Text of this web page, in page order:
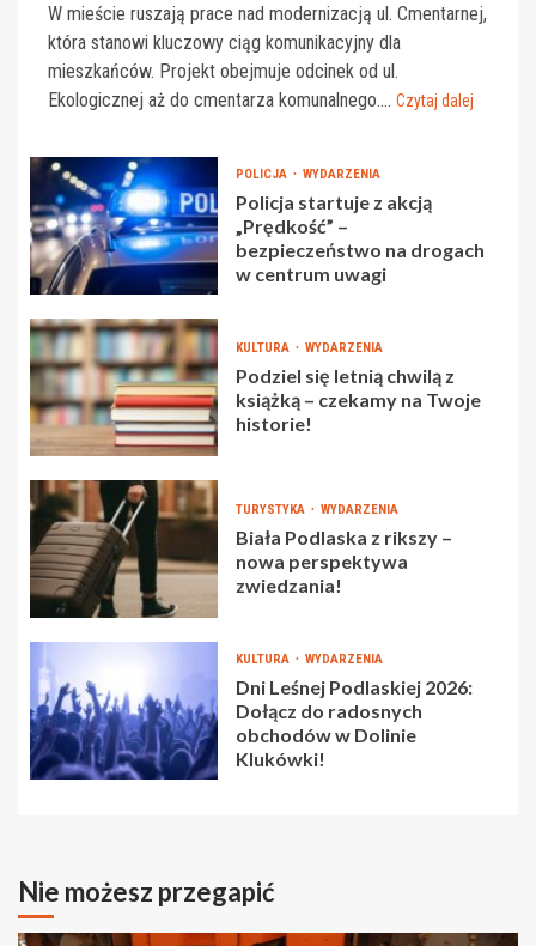
W mieście ruszają prace nad modernizacją ul. Cmentarnej,
która stanowi kluczowy ciąg komunikacyjny dla
mieszkańców. Projekt obejmuje odcinek od ul.
Ekologicznej aż do cmentarza komunalnego.... Czytaj dalej
POLICJA WYDARZENIA
Policja startuje z akcją
„Prędkość” –
bezpieczeństwo na drogach
w centrum uwagi
KULTURA WYDARZENIA
Podziel się letnią chwilą z
książką – czekamy na Twoje
historie!
TURYSTYKA WYDARZENIA
Biała Podlaska z rikszy –
nowa perspektywa
zwiedzania!
KULTURA WYDARZENIA
Dni Leśnej Podlaskiej 2026:
Dołącz do radosnych
obchodów w Dolinie
Klukówki!
Nie możesz przegapić